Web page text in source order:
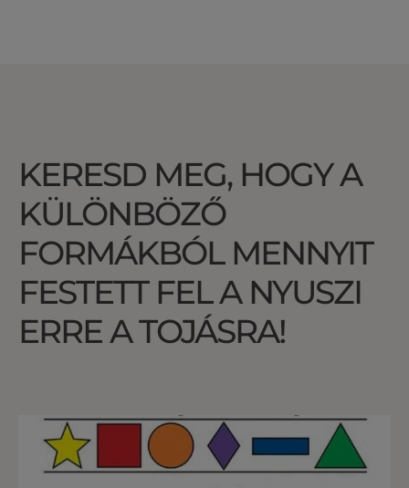
KERESD MEG, HOGY A
KÜLÖNBÖZŐ
FORMÁKBÓL MENNYIT
FESTETT FEL A NYUSZI
ERRE A TOJÁSRA!